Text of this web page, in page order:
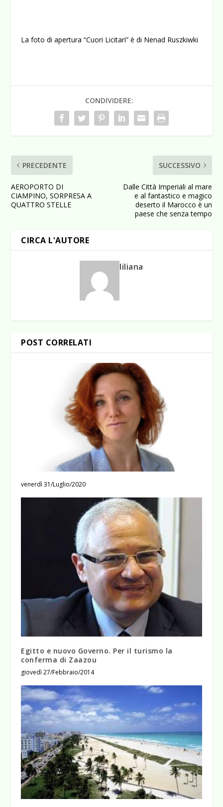
La foto di apertura “Cuori Licitari” è di Nenad Ruszkiwki
CONDIVIDERE:
PRECEDENTE
AEROPORTO DI
CIAMPINO, SORPRESA A
QUATTRO STELLE
SUCCESSIVO
Dalle Città Imperiali al mare
e al fantastico e magico
deserto il Marocco è un
paese che senza tempo
CIRCA L'AUTORE
liliana
POST CORRELATI
venerdì 31/Luglio/2020
Egitto e nuovo Governo. Per il turismo la
conferma di Zaazou
giovedì 27/Febbraio/2014